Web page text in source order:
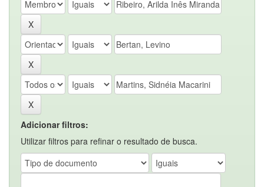
Adicionar filtros:
Utilizar filtros para refinar o resultado de busca.